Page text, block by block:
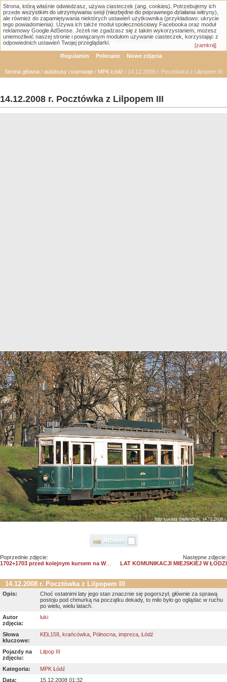
Łódzka Galeria Transportowa - GTLodz.eu
Wyszukiwanie zaawansowane
Regulamin Polecane Nowe zdjęcia
Strona główna / autobusy i tramwaje / MPK Łódź / 14.12.2008 r. Pocztówka z Lilpopem III
14.12.2008 r. Pocztówka z Lilpopem III
Poprzednie zdjęcie:
1702+1703 przed kolejnym kursem na Wyszyńskiego
Następne zdjęcie:
LAT KOMUNIKACJI MIEJSKIEJ W ŁODZI
14.12.2008 r. Pocztówka z Lilpopem III
Opis:
Choć ostatnimi laty jego stan znacznie się pogorszył, głównie za sprawą
postoju pod chmurką na początku dekady, to milo było go oglądac w ruchu
po wielu, wielu latach.
Autor
zdjęcia:
luki
Słowa
kluczowe:
KEŁ158 krańcówka Północna impreza Łódź
Pojazdy na
zdjęciu:
Lilpop III
Kategoria:
MPK Łódź
Data:
15.12.2008 01:32
Strona, którą właśnie odwiedzasz, używa ciasteczek (ang. cookies). Potrzebujemy ich
przede wszystkim do utrzymywania sesji (niezbędne do poprawnego działania witryny),
ale również do zapamiętywania niektórych ustawień użytkownika (przykładowo: ukrycie
tego powiadomienia). Używa ich także moduł społecznościowy Facebooka oraz moduł
reklamowy Google AdSense. Jeżeli nie zgadzasz się z takim wykorzystaniem, możesz
uniemożliwić naszej stronie i powiązanym modułom używanie ciasteczek, korzystając z
odpowiednich ustawień Twojej przeglądarki.
[zamknij]